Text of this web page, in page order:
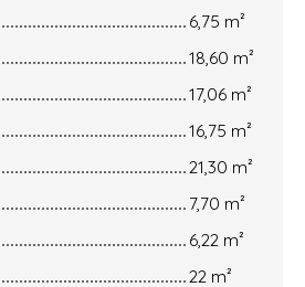
6,75 m²
18,60 m²
17,06 m²
16,75 m²
21,30 m²
7,70 m²
6,22 m²
22 m²